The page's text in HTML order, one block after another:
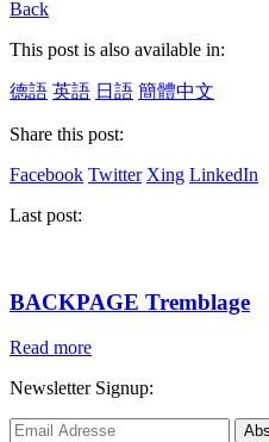
Back
This post is also available in:
德語 英語 日語 簡體中文
Share this post:
Facebook Twitter Xing LinkedIn
Last post:
BACKPAGE Tremblage
Read more
Newsletter Signup: